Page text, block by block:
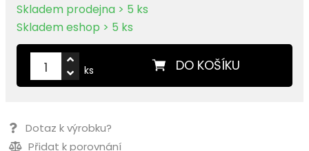
Skladem prodejna > 5 ks
Skladem eshop > 5 ks
DO KOŠÍKU
ks
Dotaz k výrobku?
Přidat k porovnání